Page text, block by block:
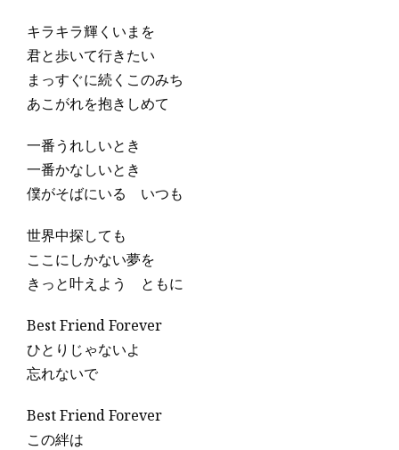
キラキラ輝くいまを
君と歩いて行きたい
まっすぐに続くこのみち
あこがれを抱きしめて
一番うれしいとき
一番かなしいとき
僕がそばにいる いつも
世界中探しても
ここにしかない夢を
きっと叶えよう ともに
Best Friend Forever
ひとりじゃないよ
忘れないで
Best Friend Forever
この絆は